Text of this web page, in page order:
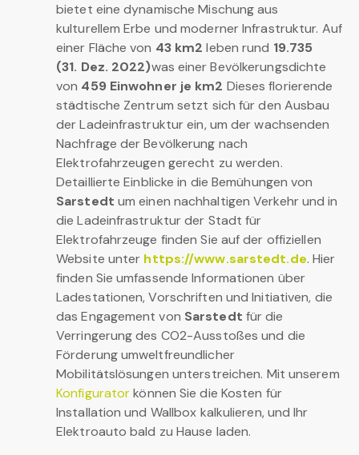
bietet eine dynamische Mischung aus
kulturellem Erbe und moderner Infrastruktur. Auf
einer Fläche von 43 km2 leben rund 19.735
(31. Dez. 2022)was einer Bevölkerungsdichte
von 459 Einwohner je km2 Dieses florierende
städtische Zentrum setzt sich für den Ausbau
der Ladeinfrastruktur ein, um der wachsenden
Nachfrage der Bevölkerung nach
Elektrofahrzeugen gerecht zu werden.
Detaillierte Einblicke in die Bemühungen von
Sarstedt um einen nachhaltigen Verkehr und in
die Ladeinfrastruktur der Stadt für
Elektrofahrzeuge finden Sie auf der offiziellen
Website unter https://www.sarstedt.de. Hier
finden Sie umfassende Informationen über
Ladestationen, Vorschriften und Initiativen, die
das Engagement von Sarstedt für die
Verringerung des CO2-Ausstoßes und die
Förderung umweltfreundlicher
Mobilitätslösungen unterstreichen. Mit unserem
Konfiguratorkönnen Sie die Kosten für
Installation und Wallbox kalkulieren, und Ihr
Elektroauto bald zu Hause laden.